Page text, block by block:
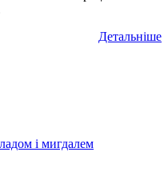
Детальніше
і мигдалем